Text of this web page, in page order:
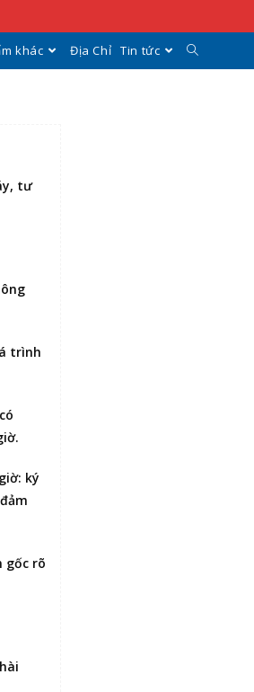
khác Địa Chỉ Tin tức
tư
trình
.
ký
gốc rõ